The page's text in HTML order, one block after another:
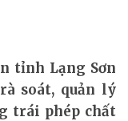
tỉnh Lạng Sơn
soát, quản lý
trái phép chất